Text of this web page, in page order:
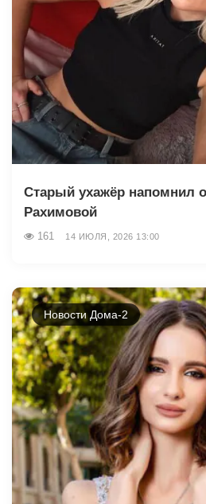
Старый ухажёр напомнил
Рахимовой
161 14 ИЮЛЯ, 2026 13:00
Новости Дома-2